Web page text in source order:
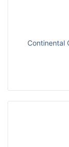
Continental